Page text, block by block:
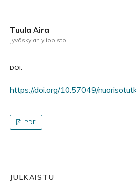
Tuula Aira
Jyväskylän yliopisto
DOI:
https://doi.org/10.57049/
PDF
JULKAISTU